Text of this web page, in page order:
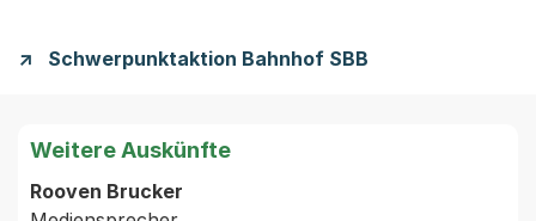
Schwerpunktaktion Bahnhof SBB
Weitere Auskünfte
Rooven Brucker